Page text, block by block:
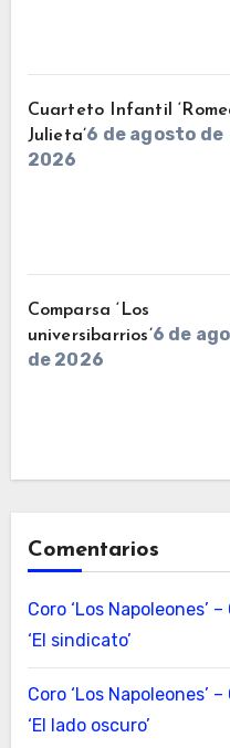
Cuarteto Infantil
Julieta’6 de agosto de
2026
Comparsa ‘Los
universibarrios’6 de
de 2026
Comentarios
Coro ‘Los Napoleones’
‘El sindicato’
Coro ‘Los Napoleones’
‘El lado oscuro’